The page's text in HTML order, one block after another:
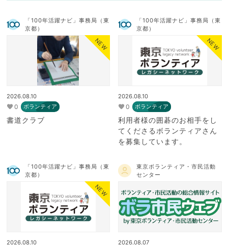
「100年活躍ナビ」事務局（東
京都）
NEW
2026.08.10
0 ボランティア
書道クラブ
「100年活躍ナビ」事務局（東
京都）
NEW
2026.08.10
0 ボランティア
利用者様の囲碁のお相手をし
てくださるボランティアさん
を募集しています。
「100年活躍ナビ」事務局（東
京都）
NEW
2026.08.10
東京ボランティア・市民活動
センター
2026.08.07